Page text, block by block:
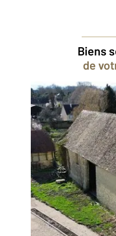
Biens
de